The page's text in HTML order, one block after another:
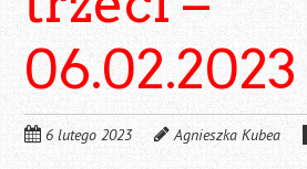
06.02.2023
6 lutego 2023 Agnieszka Kubea